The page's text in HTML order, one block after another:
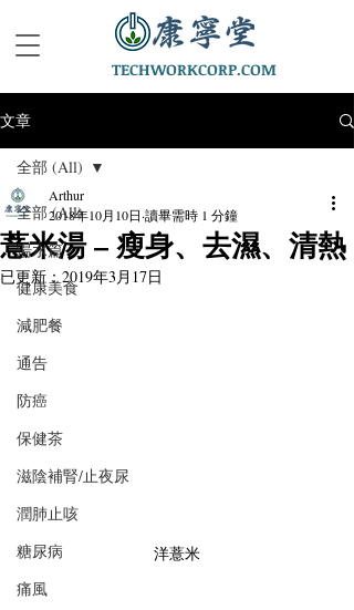
TECHWORKCORP.COM
文章
全部 (All)
湯水篇
健康美食
減肥餐
通告
防癌
保健茶
滋陰補腎/止夜尿
潤肺止咳
糖尿病
痛風
全部 (All)
薏米湯 – 瘦身、去濕、清熱
Arthur
2018年10月10日 讀畢需時 1 分鐘
已更新：2019年3月17日
洋薏米